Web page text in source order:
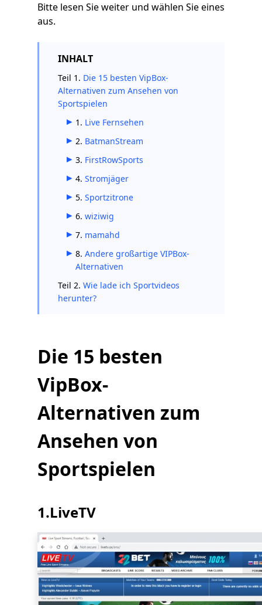
Bitte lesen Sie weiter und wählen Sie eines
aus.
INHALT
Teil 1. Die 15 besten VipBox-
Alternativen zum Ansehen von
Sportspielen
1. Live Fernsehen
2. BatmanStream
3. FirstRowSports
4. Stromjäger
5. Sportzitrone
6. wiziwig
7. mamahd
8. Andere großartige VIPBox-
Alternativen
Teil 2. Wie lade ich Sportvideos
herunter?
Die 15 besten
VipBox-
Alternativen zum
Ansehen von
Sportspielen
1.LiveTV